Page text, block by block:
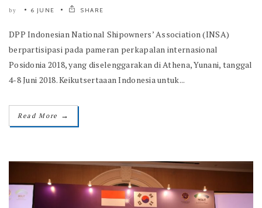
by 6 JUNE SHARE
DPP Indonesian National Shipowners’ Association (INSA)
berpartisipasi pada pameran perkapalan internasional
Posidonia 2018, yang diselenggarakan di Athena, Yunani, tanggal
4-8 Juni 2018. Keikutsertaaan Indonesia untuk...
Read More →